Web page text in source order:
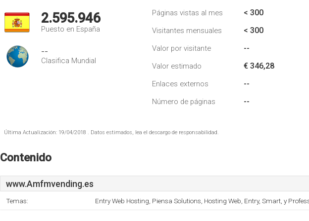
2.595.946
Puesto en España
--
Clasifica Mundial
Páginas vistas al mes < 300
Visitantes mensuales < 300
Valor por visitante --
Valor estimado € 346,28
Enlaces externos --
Número de páginas --
Última Actualización: 19/04/2018 . Datos estimados, lea el descargo de responsabilidad.
Contenido
www.Amfmvending.es
Temas: Entry Web Hosting, Piensa Solutions, Hosting Web, Entry, Smart, y